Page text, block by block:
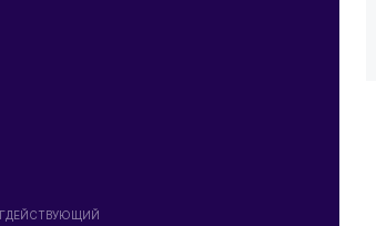
ДЕЙСТВУЮЩИЙ